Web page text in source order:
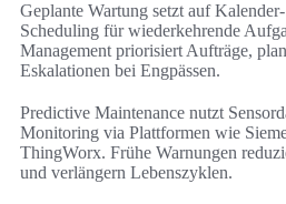
Geplante Wartung setzt auf
Scheduling für wiederkehrende
Management priorisiert Aufträge,
Eskalationen bei Engpässen.
Predictive Maintenance nutzt
Monitoring via Plattformen wie
ThingWorx. Frühe Warnungen
und verlängern Lebenszyklen.